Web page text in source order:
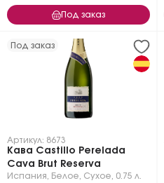
Под заказ
Под заказ
Артикул: 8673
Кава Castillo Perelada
Cava Brut Reserva
Испания Белое Сухое 0.75 л.